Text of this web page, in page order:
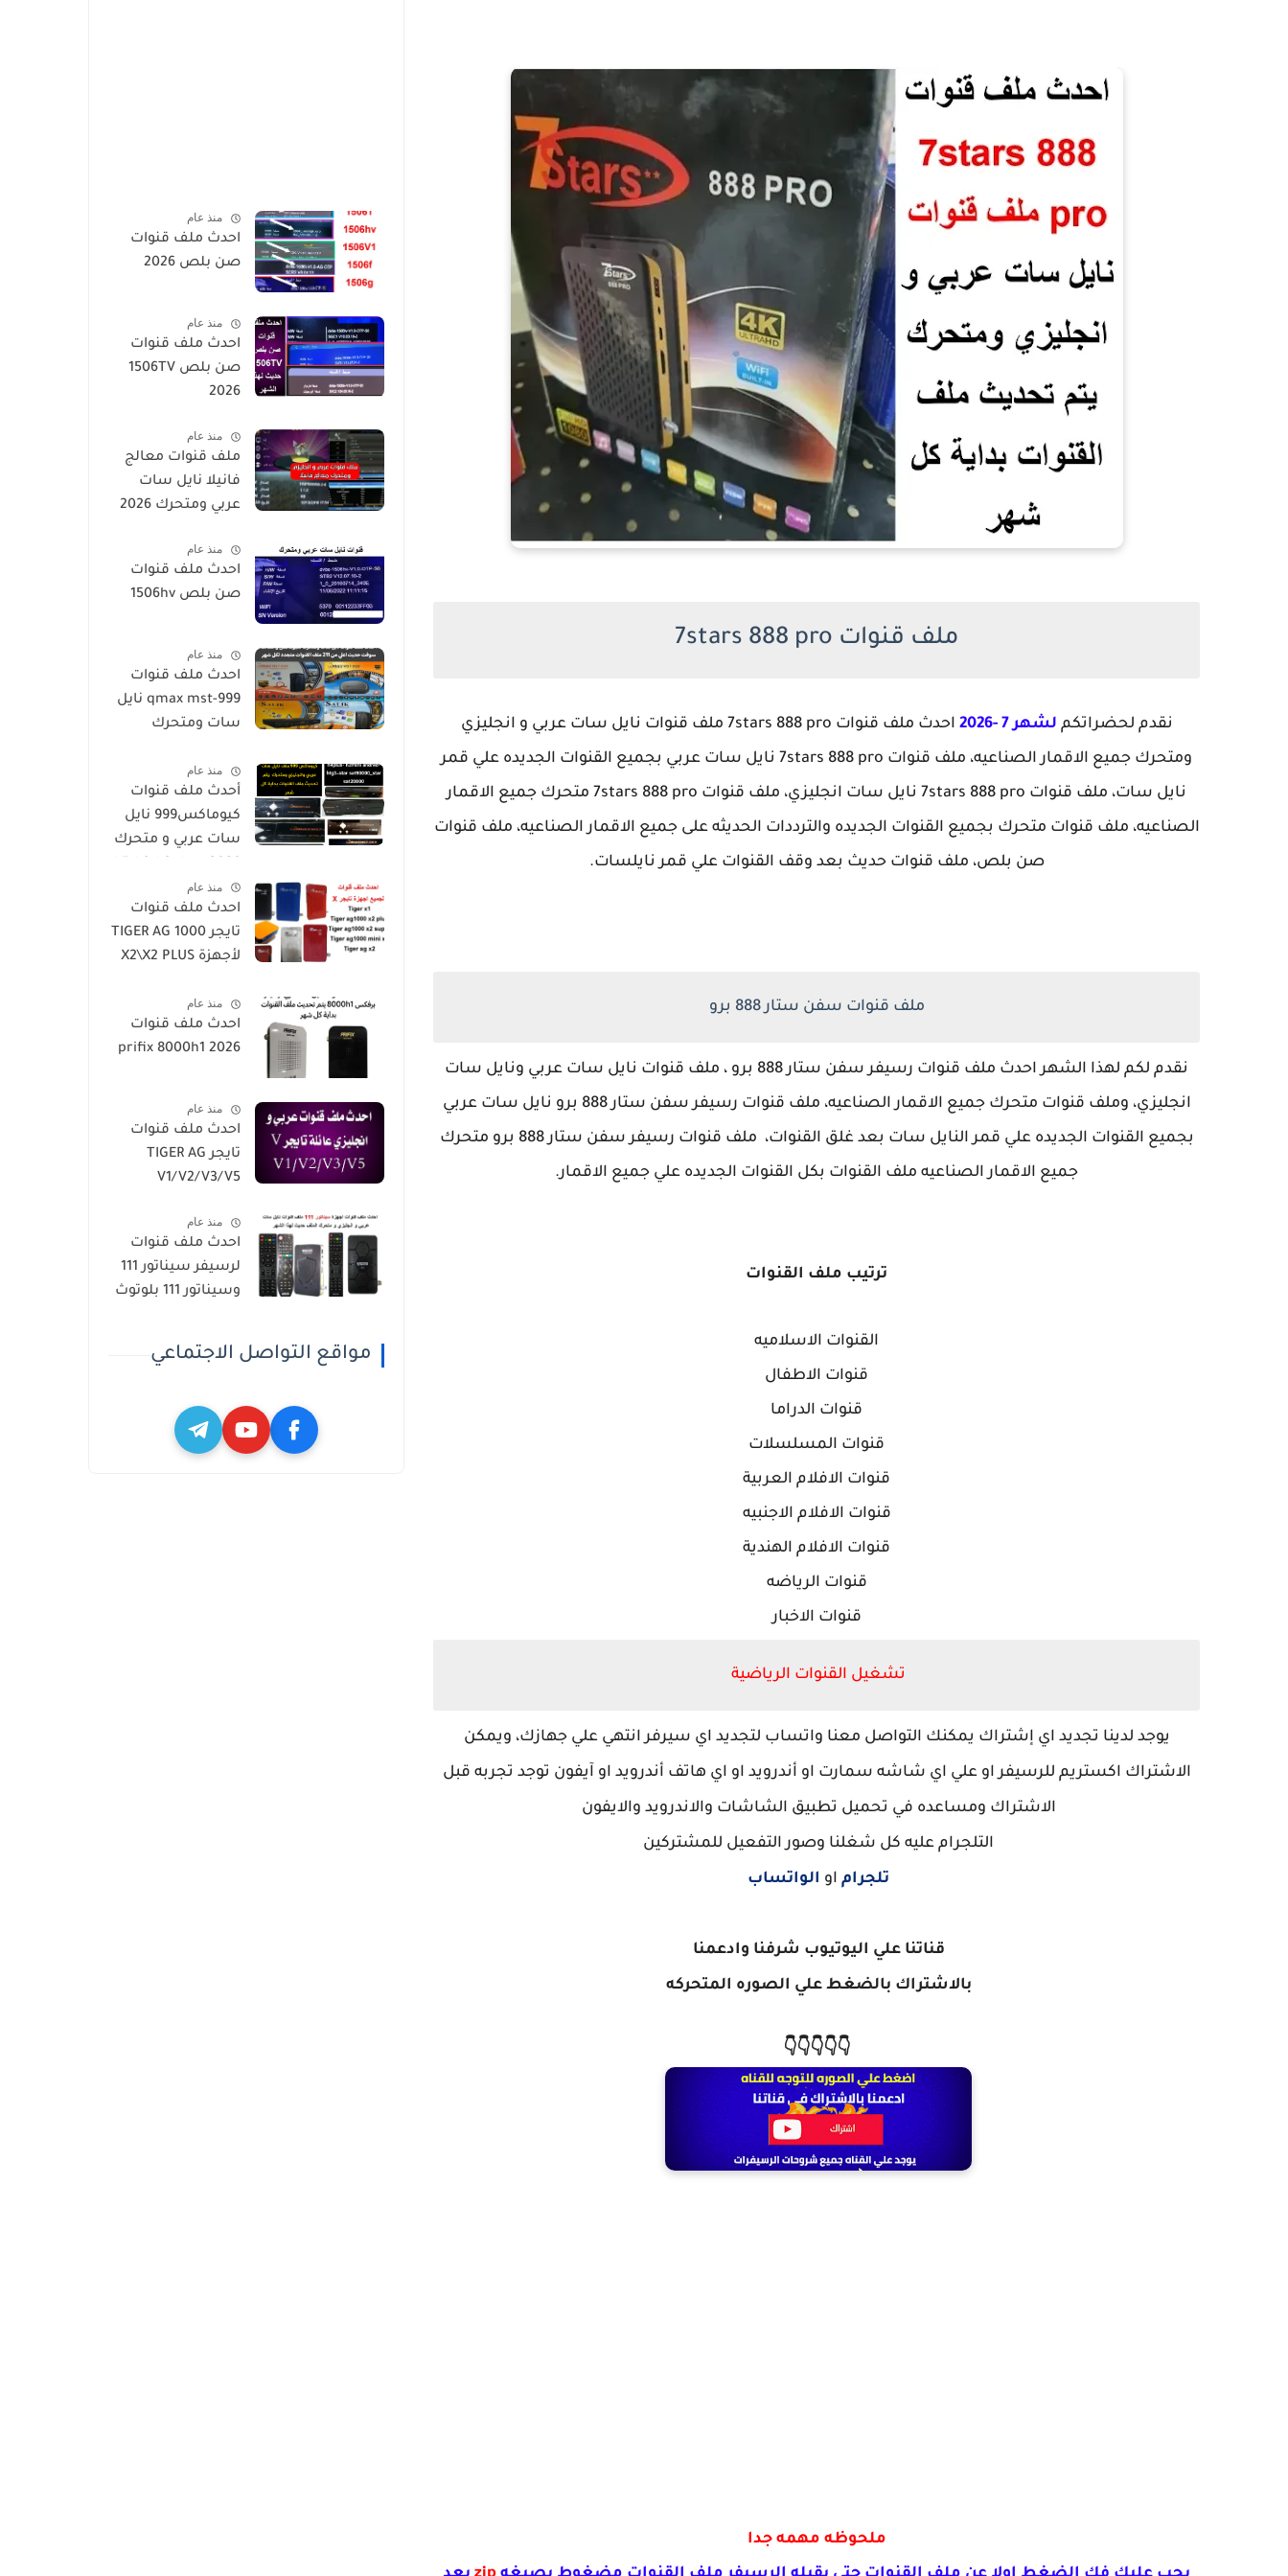
ملف قنوات 7stars 888 pro
نقدم لحضراتكم لشهر 7 -2026
احدث ملف قنوات 7stars 888 pro ملف قنوات نايل سات عربي و انجليزي
ومتحرك جميع الاقمار الصناعيه، ملف قنوات 7stars 888 pro نايل سات عربي بجميع القنوات الجديده علي قمر
نايل سات، ملف قنوات 7stars 888 pro نايل سات انجليزي، ملف قنوات 7stars 888 pro متحرك جميع الاقمار
الصناعيه، ملف قنوات متحرك بجميع القنوات الجديده والترددات الحديثه على جميع الاقمار الصناعيه، ملف قنوات
صن بلص، ملف قنوات حديث بعد وقف القنوات علي قمر نايلسات.
ملف قنوات سفن ستار 888 برو
نقدم لكم لهذا الشهر احدث ملف قنوات رسيفر سفن ستار 888 برو ، ملف قنوات نايل سات عربي ونايل سات
انجليزي، وملف قنوات متحرك جميع الاقمار الصناعيه، ملف قنوات رسيفر سفن ستار 888 برو نايل سات عربي
بجميع القنوات الجديده علي قمر النايل سات بعد غلق القنوات، ملف قنوات رسيفر سفن ستار 888 برو متحرك
جميع الاقمار الصناعيه ملف القنوات بكل القنوات الجديده علي جميع الاقمار.
ترتيب ملف القنوات
القنوات الاسلاميه
قنوات الاطفال
قنوات الدراما
قنوات المسلسلات
قنوات الافلام العربية
قنوات الافلام الاجنبيه
قنوات الافلام الهندية
قنوات الرياضه
قنوات الاخبار
تشغيل القنوات الرياضية
يوجد لدينا تجديد اي إشتراك يمكنك التواصل معنا واتساب لتجديد اي سيرفر انتهي علي جهازك، ويمكن
الاشتراك اكستريم للرسيفر او علي اي شاشه سمارت او أندرويد او اي هاتف أندرويد او آيفون توجد تجربه قبل
الاشتراك ومساعده في تحميل تطبيق الشاشات والاندرويد والايفون
التلجرام عليه كل شغلنا وصور التفعيل للمشتركين
تلجرام او الواتساب
قناتنا علي اليوتيوب شرفنا وادعمنا
بالاشتراك بالضغط علي الصوره المتحركه
👇👇👇👇👇
ملحوظه مهمه جدا
منذ عام
احدث ملف قنوات
صن بلص 2026
منذ عام
احدث ملف قنوات
صن بلص 1506TV
2026
منذ عام
ملف قنوات معالج
فانيلا نايل سات
عربي ومتحرك 2026
منذ عام
احدث ملف قنوات
صن بلص 1506hv
منذ عام
احدث ملف قنوات
qmax mst-999 نايل
سات ومتحرك
H1 Mini-Qmax H2
Mini 2 USB-SALIK
H3 Mini-Salik H2
منذ عام
أحدث ملف قنوات
كيوماكس999 نايل
سات عربي و متحرك
h4plus-h2mini-
h1g3-star
sat90000_star
sat20000
منذ عام
احدث ملف قنوات
تايجر TIGER AG 1000
لأجهزة X2\X2 PLUS
منذ عام
احدث ملف قنوات
prifix 8000h1 2026
منذ عام
احدث ملف قنوات
تايجر TIGER AG
V1/V2/V3/V5
منذ عام
احدث ملف قنوات
لرسيفر سيناتور 111
وسيناتور 111 بلوتوث
مواقع التواصل الاجتماعي